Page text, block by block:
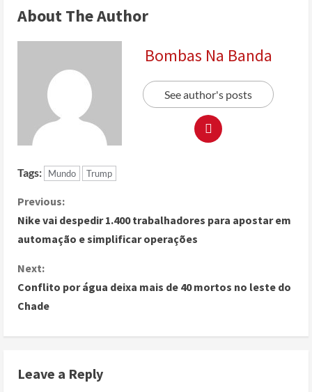
About The Author
Bombas Na Banda
See author's posts
Tags: Mundo Trump
Previous:
Nike vai despedir 1.400 trabalhadores para apostar em
automação e simplificar operações
Next:
Conflito por água deixa mais de 40 mortos no leste do
Chade
Leave a Reply